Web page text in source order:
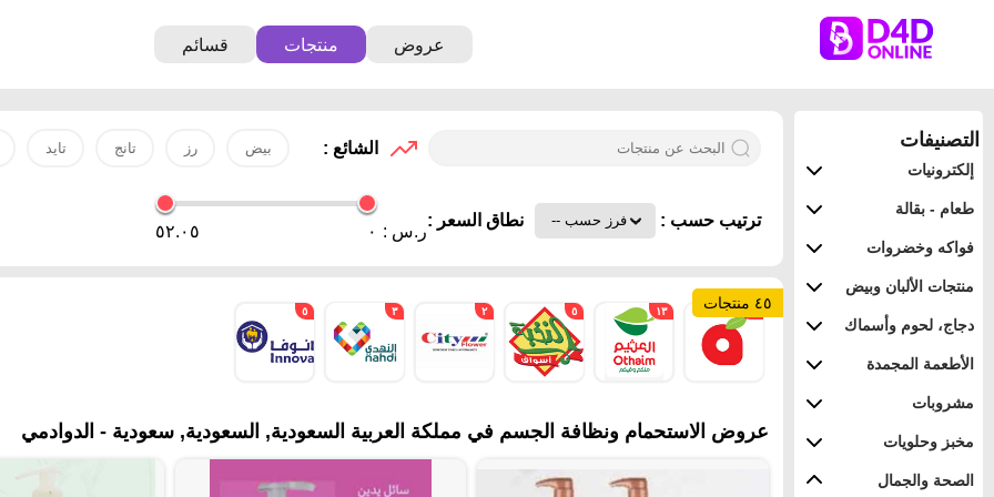
عروض منتجات قسائم
التصنيفات
إلكترونيات
طعام - بقالة
فواكه وخضروات
منتجات الألبان وبيض
دجاج، لحوم وأسماك
الأطعمة المجمدة
مشروبات
مخبز وحلويات
الصحة والجمال
الشائع : بيض رز تانج تايد
ترتيب حسب : نطاق السعر :
ر.س : ٠ ٥٢.٠٥
٤٥ منتجات١٧ ١٣ ٥ ٢ ٣ ٥
عروض الاستحمام ونظافة الجسم في مملكة العربية السعودية, السعودية, سعودية - الدوادمي